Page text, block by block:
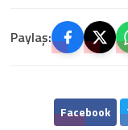
Paylaş:
Facebook